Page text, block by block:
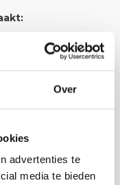
Over
advertenties te
media te bieden
keramiek voor
en
bakgerechten